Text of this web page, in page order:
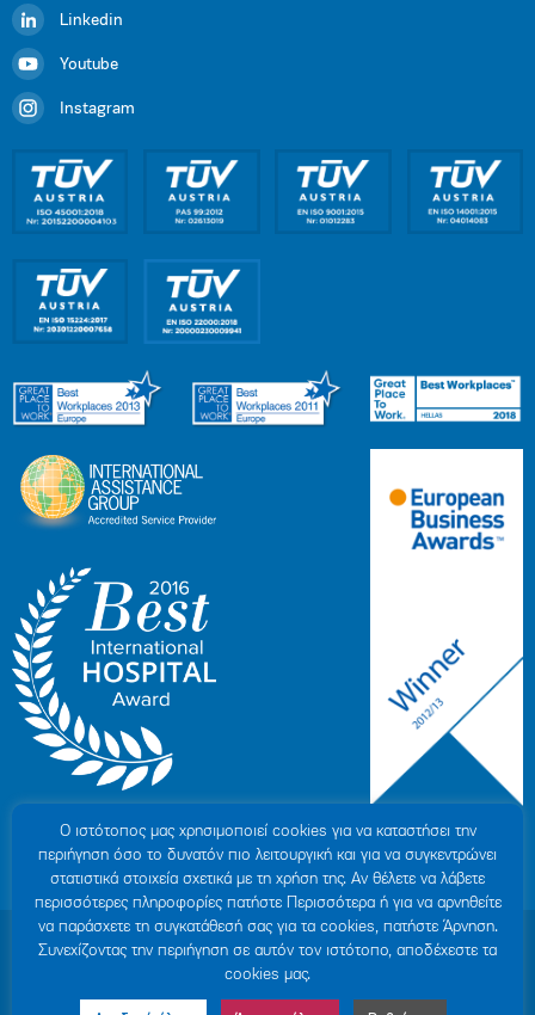
Linkedin
Youtube
Instagram
© 2007-2026 ΥΓΕΙΑ Μ.Α.Ε |
ΓΕΜΗ: 000279901000
Όροι Χρήσης
| Πολιτική Προστασίας Προσωπικών Δεδομένων
Δήλωση Απορρήτου
Ο ιστότοπoς μας χρησιμοποιεί cookies για να καταστήσει την
περιήγηση όσο το δυνατόν πιο λειτουργική και για να συγκεντρώνει
στατιστικά στοιχεία σχετικά με τη χρήση της. Αν θέλετε να λάβετε
περισσότερες πληροφορίες πατήστε Περισσότερα ή για να αρνηθείτε
να παράσχετε τη συγκατάθεσή σας για τα cookies, πατήστε Άρνηση.
Συνεχίζοντας την περιήγηση σε αυτόν τον ιστότοπο, αποδέχεστε τα
cookies μας.